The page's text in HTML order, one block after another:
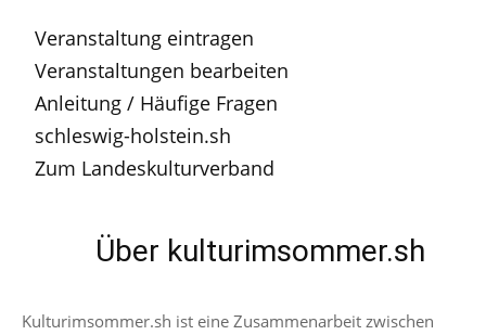
Veranstaltung eintragen
Veranstaltungen bearbeiten
Anleitung / Häufige Fragen
schleswig-holstein.sh
Zum Landeskulturverband
Über kulturimsommer.sh
Kulturimsommer.sh ist eine Zusammenarbeit zwischen